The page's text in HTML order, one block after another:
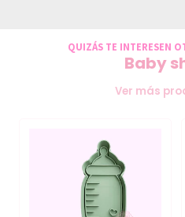
QUIZÁS TE INTERESEN
Baby
Ver más